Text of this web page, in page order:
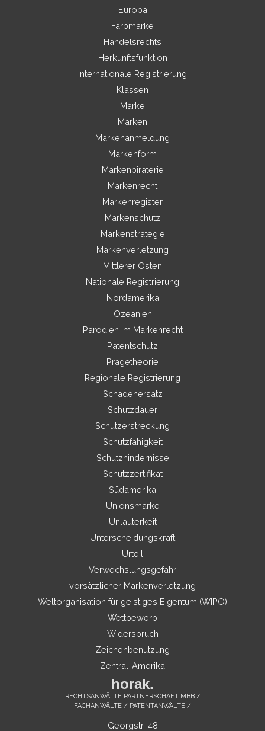
Europa
Farbmarke
Handelsrechts
Herkunftsfunktion
Internationale Registrierung
Klassen
Marke
Marken
Markenanmeldung
Markenform
Markenpiraterie
Markenrecht
Markenregister
Markenschutz
Markenstrategie
Markenverletzung
Mittlerer Osten
Nationale Registrierung
Nordamerika
Ozeanien
Parodien im Markenrecht
Patentschutz
Prägetheorie
Regionale Registrierung
Schadenersatz
Schutzdauer
Schutzerstreckung
Schutzfähigkeit
Schutzhindernisse
Schutzzertifikat
Südamerika
Unionsmarke
Unlauterkeit
Unterscheidungskraft
Urteil
Verwechslungsgefahr
vorsätzlicher Markenverletzung
Weltorganisation für geistiges Eigentum (WIPO)
Wettbewerb
Widerspruch
Zeichenbenutzung
Zentral-Amerika
horak.
RECHTSANWÄLTE PARTNERSCHAFT MBB /
FACHANWÄLTE / PATENTANWÄLTE /
Georgstr. 48